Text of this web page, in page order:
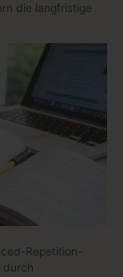
die langfristige
Repetition-
durch